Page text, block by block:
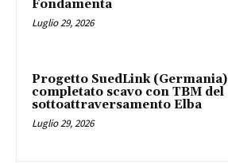
Fondamenta
Luglio 29, 2026
Progetto SuedLink (Germania)
completato scavo con TBM del
sottoattraversamento Elba
Luglio 29, 2026